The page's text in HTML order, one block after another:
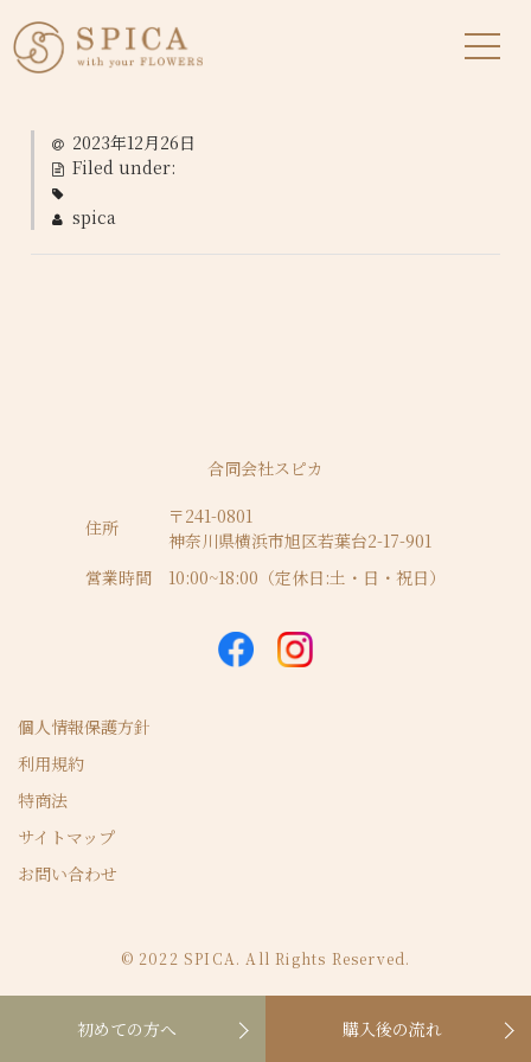
2023年12月26日
Filed under:
spica
初めての方へ 購入後の流れ
合同会社スピカ
住所
〒241-0801
神奈川県横浜市旭区若葉台2-17-901
営業時間
10:00~18:00（定休日:土・日・祝日）
個人情報保護方針
利用規約
特商法
サイトマップ
お問い合わせ
© 2022 SPICA. All Rights Reserved.